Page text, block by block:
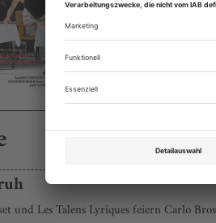
und Les Talens Lyriques feiern Carlo